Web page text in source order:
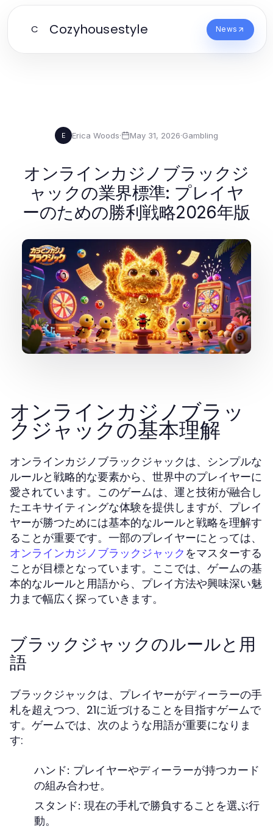
C Cozyhousestyle News
E Erica Woods· May 31, 2026·Gambling
オンラインカジノブラックジ
ャックの業界標準: プレイヤ
ーのための勝利戦略2026年版
オンラインカジノブラッ
クジャックの基本理解
オンラインカジノブラックジャックは、シンプルな
ルールと戦略的な要素から、世界中のプレイヤーに
愛されています。このゲームは、運と技術が融合し
たエキサイティングな体験を提供しますが、プレイ
ヤーが勝つためには基本的なルールと戦略を理解す
ることが重要です。一部のプレイヤーにとっては、
オンラインカジノブラックジャック をマスターする
ことが目標となっています。ここでは、ゲームの基
本的なルールと用語から、プレイ方法や興味深い魅
力まで幅広く探っていきます。
ブラックジャックのルールと用
語
ブラックジャックは、プレイヤーがディーラーの手
札を超えつつ、21に近づけることを目指すゲームで
す。ゲームでは、次のような用語が重要になりま
す:
ハンド: プレイヤーやディーラーが持つカード
の組み合わせ。
スタンド: 現在の手札で勝負することを選ぶ行
動。